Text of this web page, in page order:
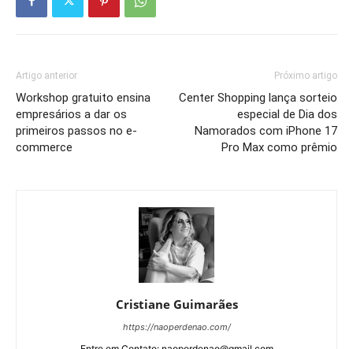
Artigo anterior
Workshop gratuito ensina
empresários a dar os
primeiros passos no e-
commerce
Próximo artigo
Center Shopping lança sorteio
especial de Dia dos
Namorados com iPhone 17
Pro Max como prêmio
Cristiane Guimarães
https://naoperdenao.com/